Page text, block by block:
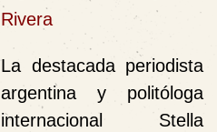
Rivera
La destacada periodista
argentina y politóloga
internacional Stella